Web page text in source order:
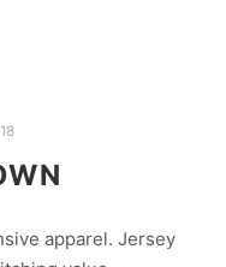
apparel. Jersey